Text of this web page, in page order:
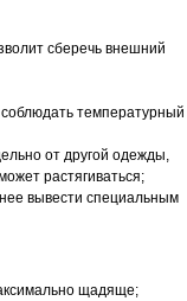
сберечь внешний
температурный
от другой одежды,
растягиваться;
вывести специальным
щадяще;